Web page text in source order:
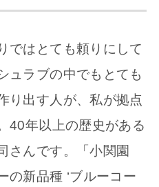
ではとても頼りにして
ュラブの中でもとても
り出す人が、私が拠点
40年以上の歴史がある
さんです。「小関園
の新品種 ‘ブルーコー